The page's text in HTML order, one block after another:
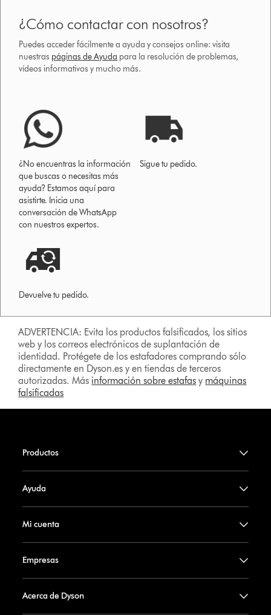
¿Cómo contactar con nosotros?
Puedes acceder fácilmente a ayuda y consejos online: visita
nuestras páginas de Ayuda para la resolución de problemas,
vídeos informativos y mucho más.
¿No encuentras la información
que buscas o necesitas más
ayuda? Estamos aquí para
asistirte. Inicia una
conversación de WhatsApp
con nuestros expertos.
Sigue tu pedido.
Devuelve tu pedido.
ADVERTENCIA: Evita los productos falsificados, los sitios
web y los correos electrónicos de suplantación de
identidad. Protégete de los estafadores comprando sólo
directamente en Dyson.es y en tiendas de terceros
autorizadas. Más información sobre estafas y máquinas
falsificadas
Productos
Ayuda
Mi cuenta
Empresas
Acerca de Dyson